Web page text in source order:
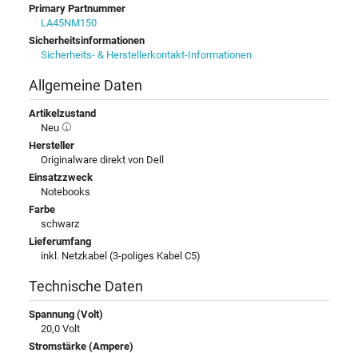
Primary Partnummer
LA45NM150
Sicherheitsinformationen
Sicherheits- & Herstellerkontakt-Informationen
Allgemeine Daten
Artikelzustand
Neu
Hersteller
Originalware direkt von Dell
Einsatzzweck
Notebooks
Farbe
schwarz
Lieferumfang
inkl. Netzkabel (3-poliges Kabel C5)
Technische Daten
Spannung (Volt)
20,0 Volt
Stromstärke (Ampere)